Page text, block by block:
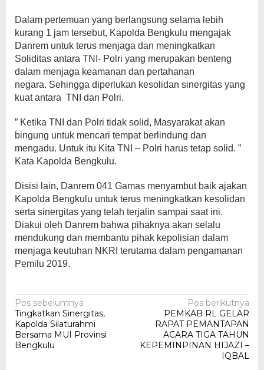
Dalam pertemuan yang berlangsung selama lebih
kurang 1 jam tersebut, Kapolda Bengkulu mengajak
Danrem untuk terus menjaga dan meningkatkan
Soliditas antara TNI- Polri yang merupakan benteng
dalam menjaga keamanan dan pertahanan
negara. Sehingga diperlukan kesolidan sinergitas yang
kuat antara TNI dan Polri.
” Ketika TNI dan Polri tidak solid, Masyarakat akan
bingung untuk mencari tempat berlindung dan
mengadu. Untuk itu Kita TNI – Polri harus tetap solid. ”
Kata Kapolda Bengkulu.
Disisi lain, Danrem 041 Gamas menyambut baik ajakan
Kapolda Bengkulu untuk terus meningkatkan kesolidan
serta sinergitas yang telah terjalin sampai saat ini.
Diakui oleh Danrem bahwa pihaknya akan selalu
mendukung dan membantu pihak kepolisian dalam
menjaga keutuhan NKRI terutama dalam pengamanan
Pemilu 2019.
Navigasi
pos
Pos sebelumnya
Tingkatkan Sinergitas,
Kapolda Silaturahmi
Bersama MUI Provinsi
Bengkulu
Pos berikutnya
PEMKAB RL GELAR
RAPAT PEMANTAPAN
ACARA TIGA TAHUN
KEPEMINPINAN HIJAZI –
IQBAL